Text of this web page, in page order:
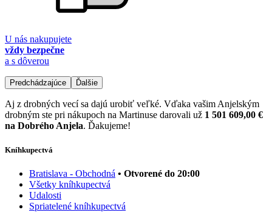
U nás nakupujete
vždy bezpečne
a s dôverou
Predchádzajúce Ďalšie
Aj z drobných vecí sa dajú urobiť veľké. Vďaka vašim Anjelským
drobným ste pri nákupoch na Martinuse darovali už 1 501 609,00 €
na Dobrého Anjela. Ďakujeme!
Kníhkupectvá
Bratislava - Obchodná • Otvorené do 20:00
Všetky kníhkupectvá
Udalosti
Spriatelené kníhkupectvá